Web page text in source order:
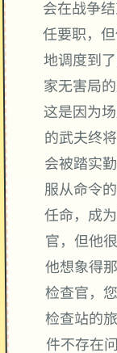
会在战争
任要职，
地调度到
家无害局
这是因为
的武夫终
会被踏实
服从命令
任命，成
官，但他
他想象得
检查官，
检查站的
件不存在